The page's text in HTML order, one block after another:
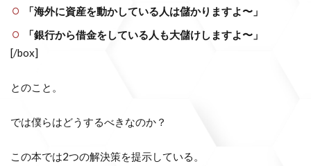
「海外に資産を動かしている人は儲かりますよ〜」
「銀行から借金をしている人も大儲けしますよ〜」
[/box]
とのこと。
では僕らはどうするべきなのか？
この本では2つの解決策を提示している。